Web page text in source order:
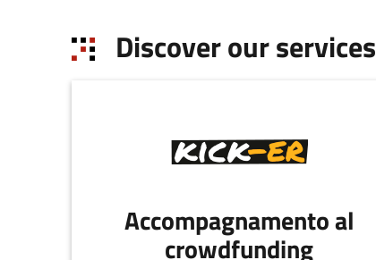
the development of the green economy.
Discover our services
Accompagnamento al
crowdfunding